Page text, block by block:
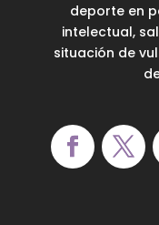
deporte en
intelectual,
situación de